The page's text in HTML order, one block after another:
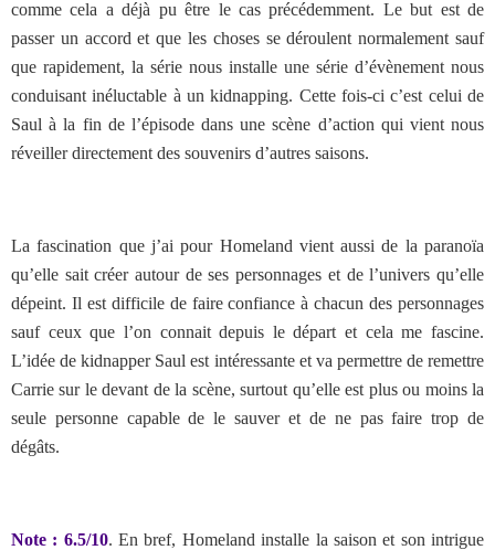
comme cela a déjà pu être le cas précédemment. Le but est de
passer un accord et que les choses se déroulent normalement sauf
que rapidement, la série nous installe une série d’évènement nous
conduisant inéluctable à un kidnapping. Cette fois-ci c’est celui de
Saul à la fin de l’épisode dans une scène d’action qui vient nous
réveiller directement des souvenirs d’autres saisons.
La fascination que j’ai pour Homeland vient aussi de la paranoïa
qu’elle sait créer autour de ses personnages et de l’univers qu’elle
dépeint. Il est difficile de faire confiance à chacun des personnages
sauf ceux que l’on connait depuis le départ et cela me fascine.
L’idée de kidnapper Saul est intéressante et va permettre de remettre
Carrie sur le devant de la scène, surtout qu’elle est plus ou moins la
seule personne capable de le sauver et de ne pas faire trop de
dégâts.
Note : 6.5/10. En bref, Homeland installe la saison et son intrigue